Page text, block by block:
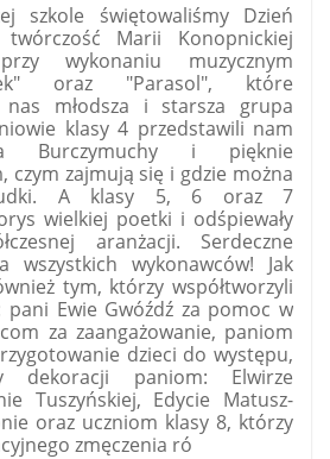
szkole świętowaliśmy Dzień
Marii Konopnickiej
wykonaniu muzycznym
oraz "Parasol", które
nas młodsza i starsza grupa
klasy 4 przedstawili nam
Burczymuchy i pięknie
czym zajmują się i gdzie można
A klasy 5, 6 oraz 7
wielkiej poetki i odśpiewały
aranżacji. Serdeczne
wszystkich wykonawców! Jak
tym, którzy współtworzyli
pani Ewie Gwóźdź za pomoc w
za zaangażowanie, paniom
dzieci do występu,
paniom: Elwirze
Tuszyńskiej, Edycie Matusz-
oraz uczniom klasy 8, którzy
zmęczenia ró